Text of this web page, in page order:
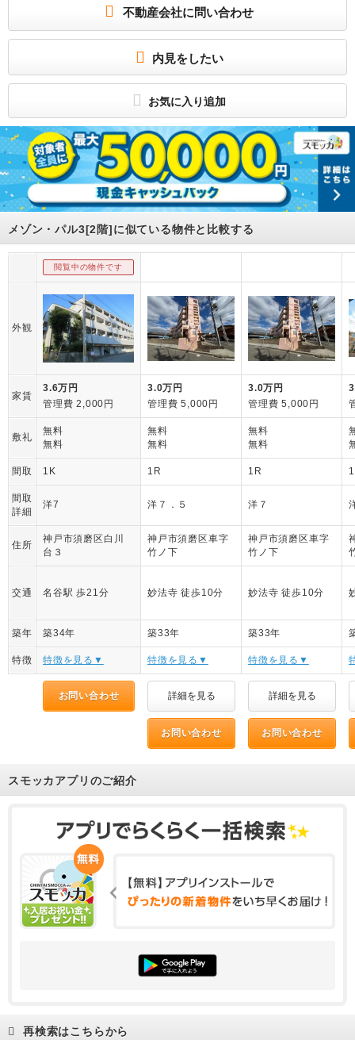
駐車場も今なら1台空きあります♪
所属団体
（公社）近畿地区不動産公正取引協議会加盟
不動産会社に問い合わせ
内見をしたい
お気に入り追加
メゾン・パル3[2階]に似ている物件と比較する
閲覧中の物件です
外観
家賃
3.6万円
管理費 2,000円
3.0万円
管理費 5,000円
3.0万円
管理費 5,000円
敷礼
無料
無料
無料
無料
無料
無料
間取 1K 1R 1R
間取
詳細
洋7 洋７．５ 洋７
住所
神戸市須磨区白川
台３
神戸市須磨区車字
竹ノ下
神戸市須磨区車字
竹ノ下
交通 名谷駅 歩21分 妙法寺 徒歩10分 妙法寺 徒歩10分
築年 築34年 築33年 築33年
特徴 特徴を見る▼ 特徴を見る▼ 特徴を見る▼
お問い合わせ 詳細を見る 詳細を見る
お問い合わせ お問い合わせ
スモッカアプリのご紹介
再検索はこちらから